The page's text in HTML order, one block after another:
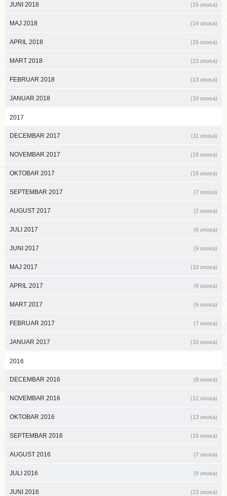
JUNI 2018 (15 unosa)
MAJ 2018 (14 unosa)
APRIL 2018 (15 unosa)
MART 2018 (13 unosa)
FEBRUAR 2018 (13 unosa)
JANUAR 2018 (10 unosa)
2017
DECEMBAR 2017 (11 unosa)
NOVEMBAR 2017 (18 unosa)
OKTOBAR 2017 (19 unosa)
SEPTEMBAR 2017 (7 unosa)
AUGUST 2017 (2 unosa)
JULI 2017 (6 unosa)
JUNI 2017 (9 unosa)
MAJ 2017 (10 unosa)
APRIL 2017 (8 unosa)
MART 2017 (9 unosa)
FEBRUAR 2017 (7 unosa)
JANUAR 2017 (10 unosa)
2016
DECEMBAR 2016 (8 unosa)
NOVEMBAR 2016 (12 unosa)
OKTOBAR 2016 (13 unosa)
SEPTEMBAR 2016 (15 unosa)
AUGUST 2016 (7 unosa)
JULI 2016 (9 unosa)
JUNI 2016 (13 unosa)